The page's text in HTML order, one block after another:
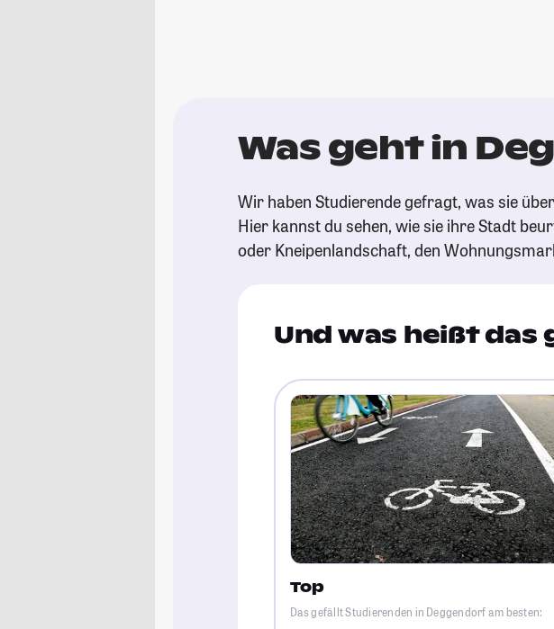
Was geht in
Wir haben Studierende gefragt, was sie
Hier kannst du sehen, wie sie ihre Stadt
oder Kneipenlandschaft, den
Und was heißt das
Top
Das gefällt Studierenden in Deggendorf am besten: